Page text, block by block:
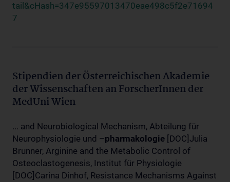
tail&cHash=347e95597013470eae498c5f2e71694
7
Stipendien der Österreichischen Akademie
der Wissenschaften an ForscherInnen der
MedUni Wien
... and Neurobiological Mechanism, Abteilung für
Neurophysiologie und –pharmakologie [DOC]Julia
Brunner, Arginine and the Metabolic Control of
Osteoclastogenesis, Institut für Physiologie
[DOC]Carina Dinhof, Resistance Mechanisms Against